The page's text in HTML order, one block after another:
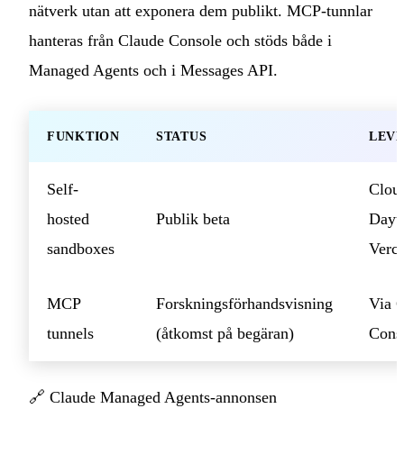
nätverk utan att exponera dem publikt. MCP-tunnlar
hanteras från Claude Console och stöds både i
Managed Agents och i Messages API.
FUNKTION STATUS
Self-
hosted
sandboxes
Publik beta
MCP
tunnels
Forskningsförhandsvisning
(åtkomst på begäran)
Via
🔗 Claude Managed Agents-annonsen